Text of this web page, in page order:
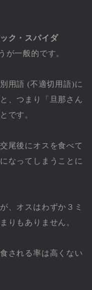
ク・スパイダ
が一般的です。
用語 (不適切用語)に
、つまり「旦那さん
です。
尾後にオスを食べて
なってしまうことに
、オスはわずか３ミ
りもありません。
される率は高くない